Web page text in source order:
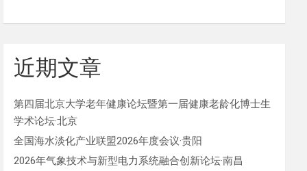
近期文章
第四届北京大学老年健康论坛暨第一届健康老龄化博士生
学术论坛·北京
全国海水淡化产业联盟2026年度会议·贵阳
2026年气象技术与新型电力系统融合创新论坛·南昌